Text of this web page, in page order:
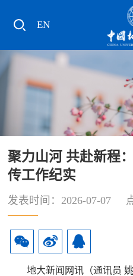
EN
聚力山河 共赴新程
传工作纪实
发表时间：2026-07-07
地大新闻网讯（通讯员